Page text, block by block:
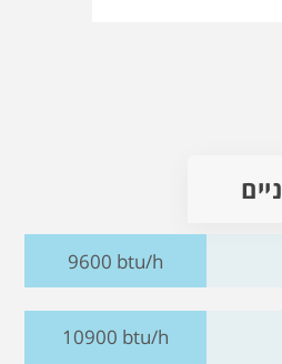
9600 btu/h
10900 btu/h